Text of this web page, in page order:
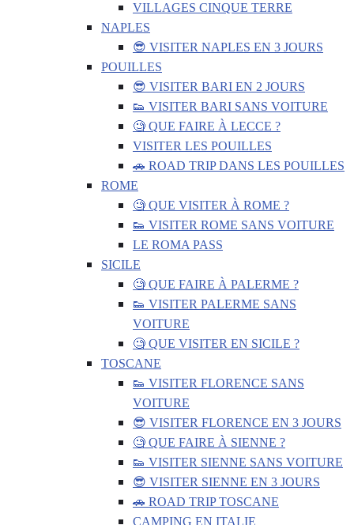
VILLAGES CINQUE TERRE
NAPLES
😎 VISITER NAPLES EN 3 JOURS
POUILLES
😎 VISITER BARI EN 2 JOURS
👟 VISITER BARI SANS VOITURE
🧐 QUE FAIRE À LECCE ?
VISITER LES POUILLES
🚗 ROAD TRIP DANS LES POUILLES
ROME
🧐 QUE VISITER À ROME ?
👟 VISITER ROME SANS VOITURE
LE ROMA PASS
SICILE
🧐 QUE FAIRE À PALERME ?
👟 VISITER PALERME SANS
VOITURE
🧐 QUE VISITER EN SICILE ?
TOSCANE
👟 VISITER FLORENCE SANS
VOITURE
😎 VISITER FLORENCE EN 3 JOURS
🧐 QUE FAIRE À SIENNE ?
👟 VISITER SIENNE SANS VOITURE
😎 VISITER SIENNE EN 3 JOURS
🚗 ROAD TRIP TOSCANE
CAMPING EN ITALIE